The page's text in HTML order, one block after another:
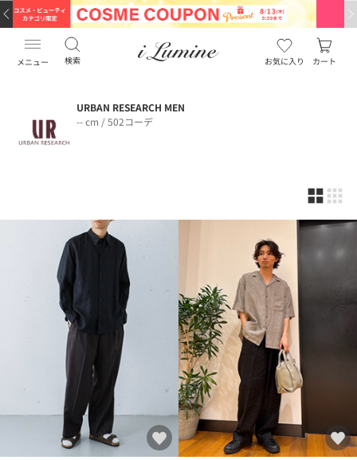
メニュー 検索 お気に入り カート
URBAN RESEARCH MEN
-- cm / 502コーデ